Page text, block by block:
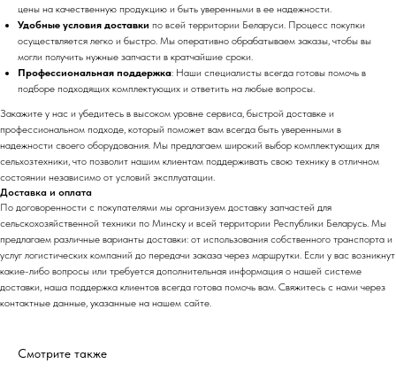
цены на качественную продукцию и быть уверенными в ее надежности.
Удобные условия доставки по всей территории Беларуси. Процесс покупки
осуществляется легко и быстро. Мы оперативно обрабатываем заказы, чтобы вы
могли получить нужные запчасти в кратчайшие сроки.
Профессиональная поддержка: Наши специалисты всегда готовы помочь в
подборе подходящих комплектующих и ответить на любые вопросы.
Закажите у нас и убедитесь в высоком уровне сервиса, быстрой доставке и
профессиональном подходе, который поможет вам всегда быть уверенными в
надежности своего оборудования. Мы предлагаем широкий выбор комплектующих для
сельхозтехники, что позволит нашим клиентам поддерживать свою технику в отличном
состоянии независимо от условий эксплуатации.
Доставка и оплата
По договоренности с покупателями мы организуем доставку запчастей для
сельскохозяйственной техники по Минску и всей территории Республики Беларусь. Мы
предлагаем различные варианты доставки: от использования собственного транспорта и
услуг логистических компаний до передачи заказа через маршрутки. Если у вас возникнут
какие-либо вопросы или требуется дополнительная информация о нашей системе
доставки, наша поддержка клиентов всегда готова помочь вам. Свяжитесь с нами через
контактные данные, указанные на нашем сайте.
Смотрите также